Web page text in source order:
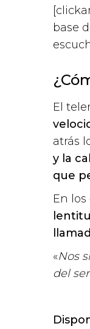
base
El
atrás
y la
que
En
«Nos
del